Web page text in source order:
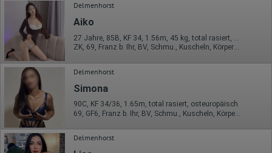
Delmenhorst
Aiko
27 Jahre, 85B, KF 34, 1.56m, 45 kg, total rasiert, asiatisch
ZK, 69, Franz b. Ihr, BV, Schmu., Kuscheln, Körperküs., DSa
Delmenhorst
Simona
90C, KF 34/36, 1.65m, total rasiert, osteuropäisch
Delmenhorst